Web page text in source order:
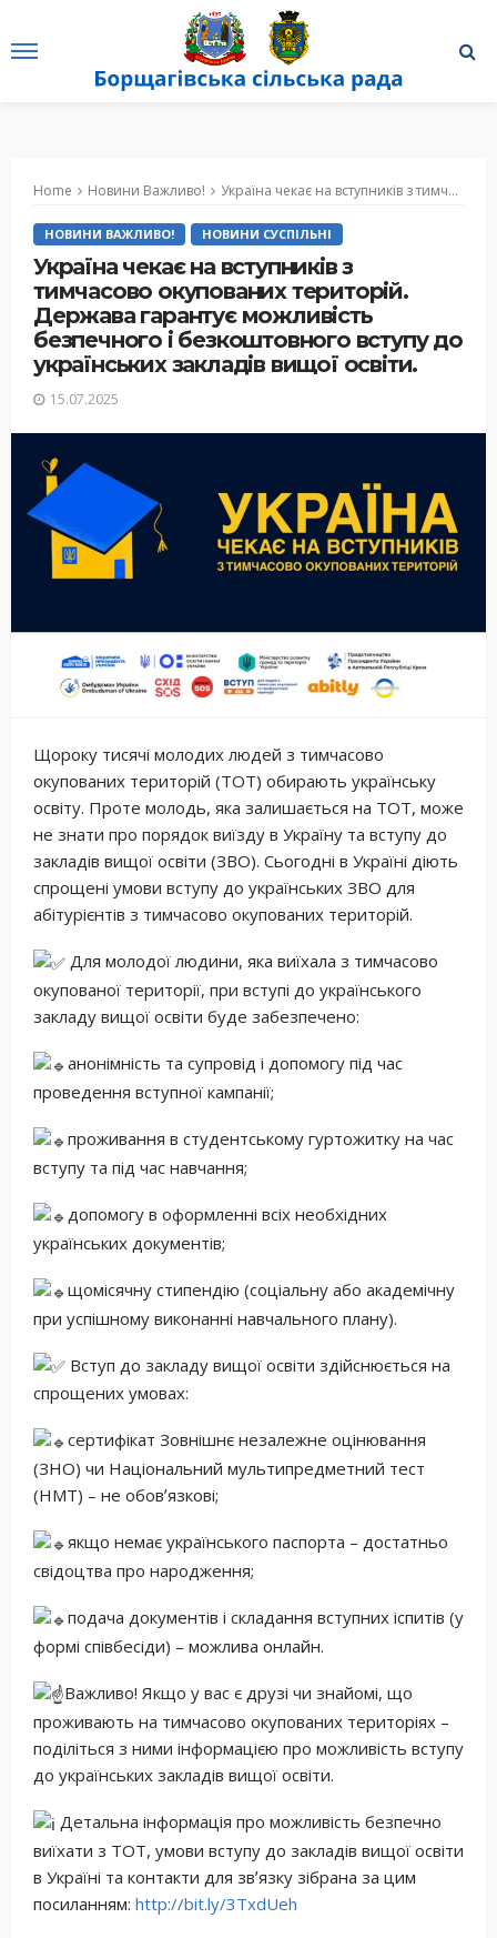
Home Новини Важливо! Україна чекає на вступників з тимчасово окупованих територій. Держава гарантує можливість безпечного і безкоштовного вступу до українських закладів вищої освіти.
НОВИНИ ВАЖЛИВО! НОВИНИ СУСПІЛЬНІ
Україна чекає на вступників з
тимчасово окупованих територій.
Держава гарантує можливість
безпечного і безкоштовного вступу до
українських закладів вищої освіти.
15.07.2025
Щороку тисячі молодих людей з тимчасово
окупованих територій (ТОТ) обирають українську
освіту. Проте молодь, яка залишається на ТОТ, може
не знати про порядок виїзду в Україну та вступу до
закладів вищої освіти (ЗВО). Сьогодні в Україні діють
спрощені умови вступу до українських ЗВО для
абітурієнтів з тимчасово окупованих територій.
Для молодої людини, яка виїхала з тимчасово
окупованої території, при вступі до українського
закладу вищої освіти буде забезпечено:
анонімність та супровід і допомогу під час
проведення вступної кампанії;
проживання в студентському гуртожитку на час
вступу та під час навчання;
допомогу в оформленні всіх необхідних
українських документів;
щомісячну стипендію (соціальну або академічну
при успішному виконанні навчального плану).
Вступ до закладу вищої освіти здійснюється на
спрощених умовах:
сертифікат Зовнішнє незалежне оцінювання
(ЗНО) чи Національний мультипредметний тест
(НМТ) – не обовʼязкові;
якщо немає українського паспорта – достатньо
свідоцтва про народження;
подача документів і складання вступних іспитів (у
формі співбесіди) – можлива онлайн.
Важливо! Якщо у вас є друзі чи знайомі, що
проживають на тимчасово окупованих територіях –
поділіться з ними інформацією про можливість вступу
до українських закладів вищої освіти.
Детальна інформація про можливість безпечно
виїхати з ТОТ, умови вступу до закладів вищої освіти
в Україні та контакти для звʼязку зібрана за цим
посиланням: http://bit.ly/3TxdUeh